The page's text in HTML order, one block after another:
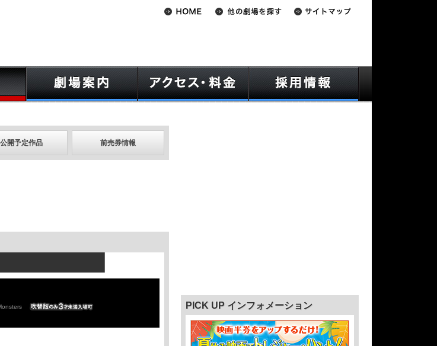
公開予定作品 前売券情報
PICK UP インフォメーション